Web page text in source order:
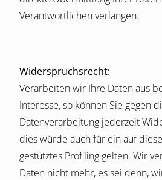
Verantwortlichen verlangen.
Widerspruchsrecht:
Verarbeiten wir Ihre Daten aus
Interesse, so können Sie gegen
Datenverarbeitung jederzeit
dies würde auch für ein auf
gestütztes Profiling gelten. Wir
Daten nicht mehr, es sei denn,